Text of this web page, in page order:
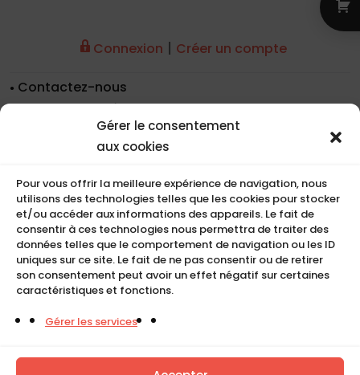
Gérer le consentement
aux cookies
Pour vous offrir la meilleure expérience de navigation, nous
utilisons des technologies telles que les cookies pour stocker
et/ou accéder aux informations des appareils. Le fait de
consentir à ces technologies nous permettra de traiter des
données telles que le comportement de navigation ou les ID
uniques sur ce site. Le fait de ne pas consentir ou de retirer
son consentement peut avoir un effet négatif sur certaines
caractéristiques et fonctions.
Gérer les services
Connexion | Créer un compte
Contactez-nous
Nos coordonnées
Nos références
Recrutement
CGU
Mentions légales
Politique de cookies (UE)
COMPACT
5, Rue Ambroise Croizat
95195 BP30523